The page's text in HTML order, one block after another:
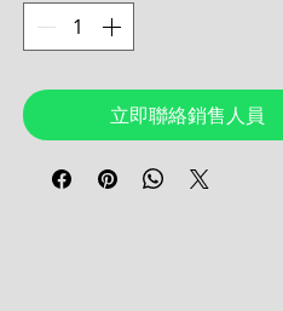
立即聯絡銷售人員